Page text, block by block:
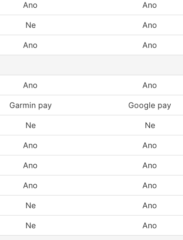
Ano Ano
Ne Ano
Ano Ano
Ano Ano
Garmin pay Google pay
Ne Ne
Ano Ano
Ano Ano
Ano Ano
Ne Ano
Ne Ano